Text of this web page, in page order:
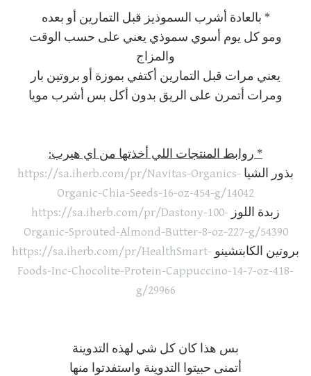
* بالعادة أشرب السموذيز قبل التمارين أو بعده
ومو كل يوم أسوي سموذي يعني على حسب الوقت
والمزاج
يعني مرات قبل التمارين أكتفي بموزة أو بروتين بار
ومرات أتمرن على الريق بدون أكل بس أشرب مويا
* روابط المنتجات اللي أخذتها من اي هيرب:
بذور الشيا https://sa.iherb.com/pr/Navitas-Organics-
Organic-Chia-Seeds-16-oz-454-g/14042
زبدة اللوز https://sa.iherb.com/pr/Dastony-100-
Organic-Sprouted-Almond-Butter-8-oz-227-g/54390
بروتين الكابتشينو https://sa.iherb.com/pr/HealthSmart-
Foods-Inc-Chocolite-Protein-Cappuccino-14-7-oz-418-
g/29966
بس هذا كان كل شي لهذه التدوينة
أتمنى حبيتوا التدوينة واستفدتوا منها